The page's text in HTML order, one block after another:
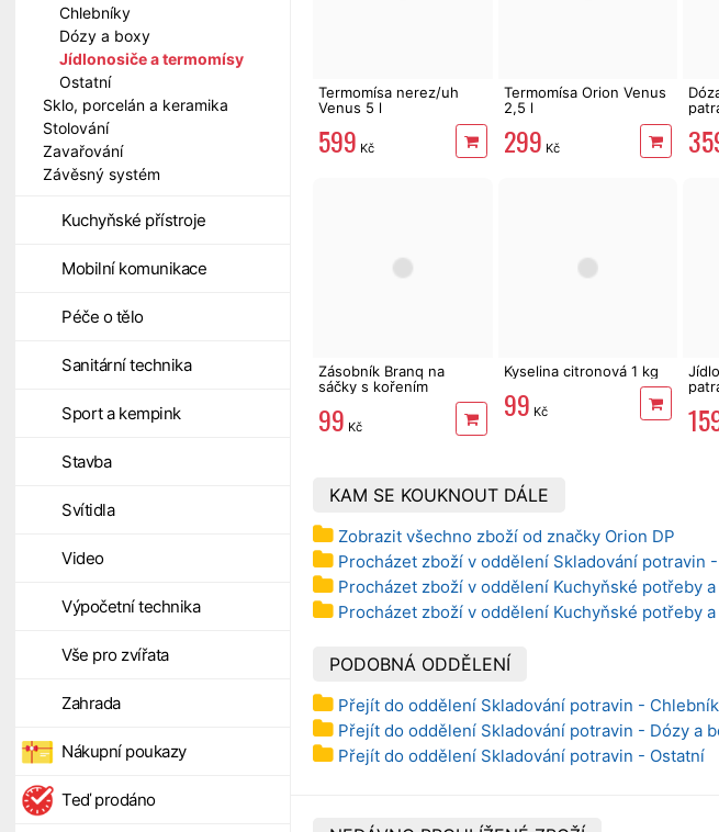
Chlebníky
Dózy a boxy
Jídlonosiče a termomísy
Ostatní
Sklo, porcelán a keramika
Stolování
Zavařování
Závěsný systém
Kuchyňské přístroje
Mobilní komunikace
Péče o tělo
Sanitární technika
Sport a kempink
Stavba
Svítidla
Video
Výpočetní technika
Vše pro zvířata
Zahrada
Nákupní poukazy
Teď prodáno
Termomísa nerez/uh
Venus 5 l
599 Kč
Termomísa Orion Venus
2,5 l
299 Kč
Zásobník Branq na
sáčky s kořením
99 Kč
Kyselina citronová 1 kg
99 Kč
KAM SE KOUKNOUT DÁLE
Zobrazit všechno zboží od značky Orion DP
Procházet zboží v oddělení Skladování potravin
Procházet zboží v oddělení Kuchyňské potřeby
Procházet zboží v oddělení Kuchyňské potřeby
PODOBNÁ ODDĚLENÍ
Přejít do oddělení Skladování potravin -
Přejít do oddělení Skladování potravin - Dózy a
Přejít do oddělení Skladování potravin - Ostatní